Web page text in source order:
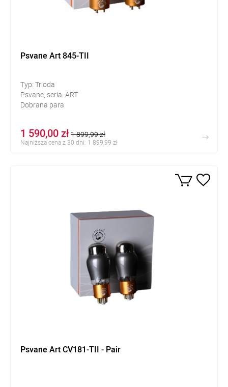
Psvane Art 845-TII
Typ: Trioda
Psvane, seria: ART
Dobrana para
1 590,00 zł1 899,99 zł
Najniższa cena z 30 dni: 1 899,99 zł
Psvane Art CV181-TII - Pair